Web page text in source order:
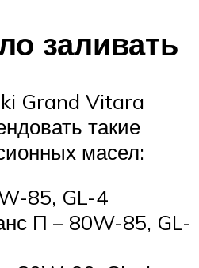
заливать
Grand Vitara
такие
масел:
85, GL-4
П – 80W-85, GL-